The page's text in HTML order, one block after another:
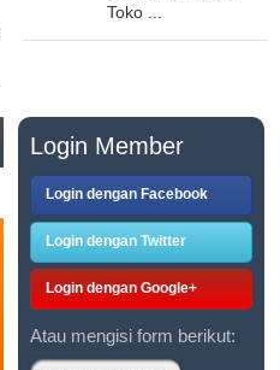
Toko ...
Login Member
Login dengan Facebook
Login dengan Twitter
Login dengan Google+
Atau mengisi form berikut: